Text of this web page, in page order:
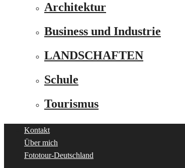
Architektur
Business und Industrie
LANDSCHAFTEN
Schule
Tourismus
Kontakt
Über mich
Fototour-Deutschland